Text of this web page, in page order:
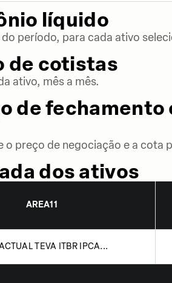
líquido
período, para cada ativo
de cotistas
ativo, mês a mês.
de fechamento
preço de negociação e a cota
dos ativos
AREA11
TEVA ITBR IPCA...